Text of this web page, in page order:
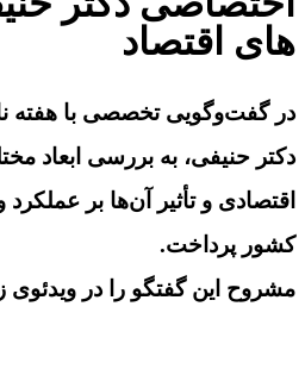
های اقتصاد
در گفت‌وگویی تخصصی با هفته
دکتر حنیفی، به بررسی ابعاد
اقتصادی و تأثیر آن‌ها بر عملکرد
کشور پرداخت.
مشروح این گفتگو را در ویدئوی